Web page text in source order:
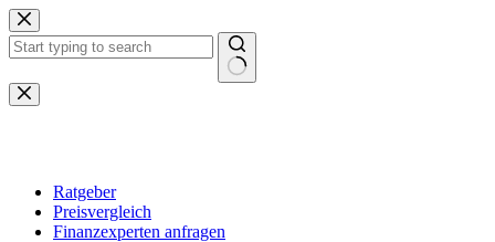
Zum
Inhalt
springen
Keine
Ergebnisse
Ratgeber
Preisvergleich
Finanzexperten anfragen